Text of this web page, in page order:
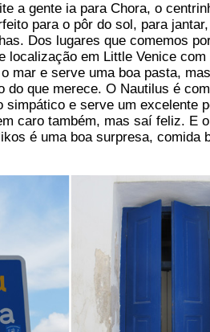
a gente ia para Chora, o
para o pôr do sol, para
Dos lugares que comemos
localização em Little Venice
mar e serve uma boa pasta,
do que merece. O Nautilus é
simpático e serve um excelente
caro também, mas saí feliz. E o
é uma boa surpresa, comida